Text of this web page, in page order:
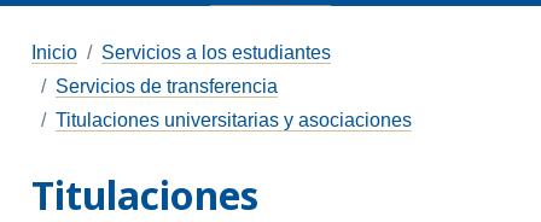
Inicio
Servicios a los estudiantes
Servicios de transferencia
Titulaciones universitarias y asociaciones
Titulaciones